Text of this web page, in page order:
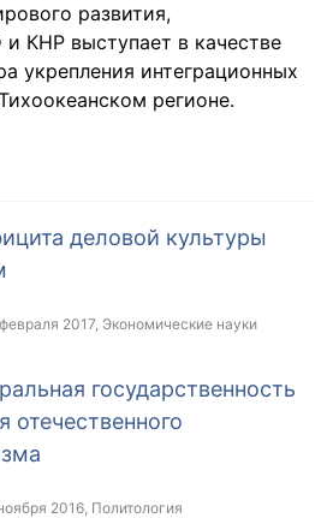
развития,
КНР выступает в качестве
укрепления интеграционных
регионе.
деловой культуры
2017, Экономические науки
государственность
отечественного
2016, Политология